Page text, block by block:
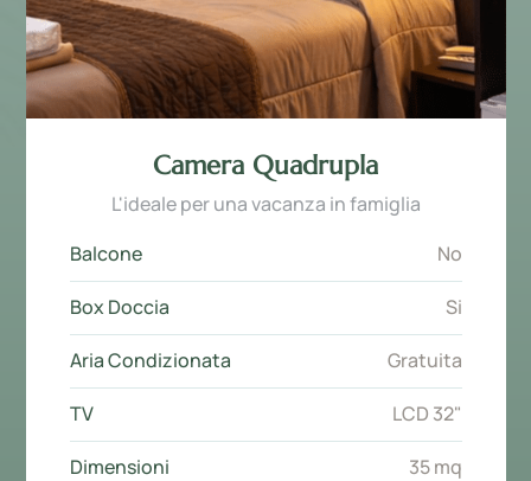
Camera Quadrupla
L'ideale per una vacanza in famiglia
Balcone
No
Box Doccia Si
Aria Condizionata Gratuita
TV LCD 32"
Dimensioni 35 mq